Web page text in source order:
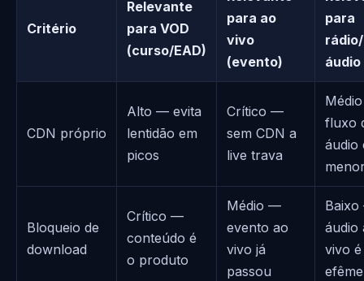
Critério
Relevante
para VOD
(curso/EAD)
para ao
vivo
(evento)
para
rádio/
áudio
CDN próprio
Alto — evita
lentidão em
picos
Crítico —
sem CDN a
live trava
fluxo
áudio
Bloqueio de
download
Crítico —
conteúdo é
o produto
Médio —
evento ao
vivo já
passou
áudio
vivo é